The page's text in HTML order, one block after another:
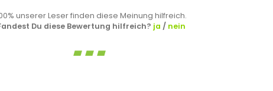
unserer Leser finden diese Meinung hilfreich.
Du diese Bewertung hilfreich? ja / nein